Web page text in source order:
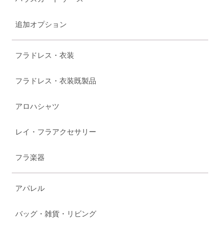
追加オプション
フラドレス・衣装
フラドレス・衣装既製品
アロハシャツ
レイ・フラアクセサリー
フラ楽器
アパレル
バッグ・雑貨・リビング